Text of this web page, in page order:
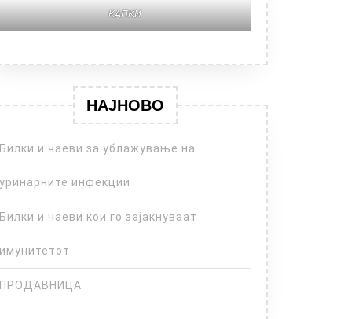
КАПКИ
НАЈНОВО
Билки и чаеви за ублажување на
уринарните инфекции
Билки и чаеви кои го зајакнуваат
имунитетот
ПРОДАВНИЦА